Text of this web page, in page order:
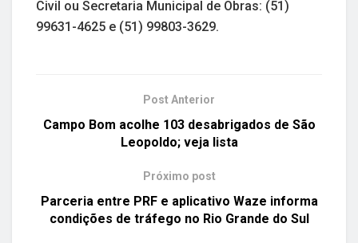
Civil ou Secretaria Municipal de Obras: (51)
99631-4625 e (51) 99803-3629.
Post Anterior
Campo Bom acolhe 103 desabrigados de São
Leopoldo; veja lista
Próximo post
Parceria entre PRF e aplicativo Waze informa
condições de tráfego no Rio Grande do Sul